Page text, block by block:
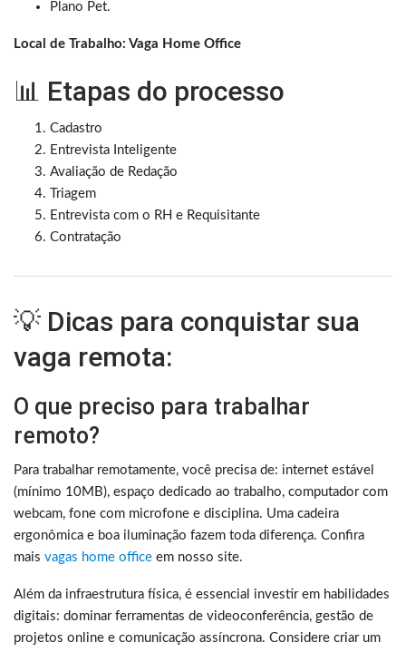
Plano Pet.
Local de Trabalho: Vaga Home Office
📊 Etapas do processo
Cadastro
Entrevista Inteligente
Avaliação de Redação
Triagem
Entrevista com o RH e Requisitante
Contratação
💡 Dicas para conquistar sua
vaga remota:
O que preciso para trabalhar
remoto?
Para trabalhar remotamente, você precisa de: internet estável
(mínimo 10MB), espaço dedicado ao trabalho, computador com
webcam, fone com microfone e disciplina. Uma cadeira
ergonômica e boa iluminação fazem toda diferença. Confira
mais vagas home office em nosso site.
Além da infraestrutura física, é essencial investir em habilidades
digitais: dominar ferramentas de videoconferência, gestão de
projetos online e comunicação assíncrona. Considere criar um